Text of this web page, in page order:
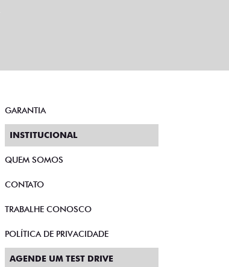
GARANTIA
INSTITUCIONAL
QUEM SOMOS
CONTATO
TRABALHE CONOSCO
POLÍTICA DE PRIVACIDADE
AGENDE UM TEST DRIVE